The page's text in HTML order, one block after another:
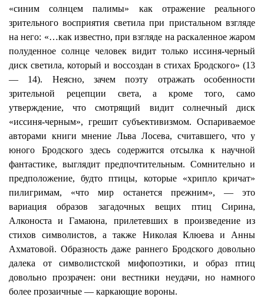
«синим солнцем палимы» как отражение реального
зрительного восприятия светила при пристальном взгляде
на него: «…как известно, при взгляде на раскаленное жаром
полуденное солнце человек видит только иссиня-черный
диск светила, который и воссоздан в стихах Бродского» (13
— 14). Неясно, зачем поэту отражать особенности
зрительной рецепции света, а кроме того, само
утверждение, что смотрящий видит солнечный диск
«иссиня-черным», грешит субъективизмом. Оспариваемое
авторами книги мнение Льва Лосева, считавшего, что у
юного Бродского здесь содержится отсылка к научной
фантастике, выглядит предпочтительным. Сомнительно и
предположение, будто птицы, которые «хрипло кричат»
пилигримам, «что мир останется прежним», — это
вариация образов загадочных вещих птиц Сирина,
Алконоста иГамаюна, прилетевших в произведение из
стихов символистов, а также Николая Клюева и Анны
Ахматовой. Образность даже раннего Бродского довольно
далека от символистской мифопоэтики, и образ птиц
довольно прозрачен: они вестники неудачи, но намного
более прозаичные — каркающие вороны.